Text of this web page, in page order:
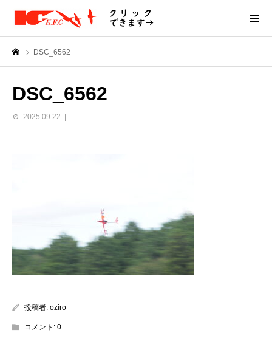
DSC_6562
DSC_6562
2025.09.22
投稿者: oziro
コメント: 0